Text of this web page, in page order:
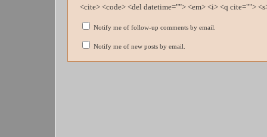
<cite> <code> <del datetime=""> <em> <i> <q cite="">
Notify me of follow-up comments by email.
Notify me of new posts by email.